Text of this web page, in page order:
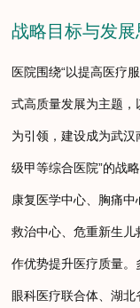
战略目标与发展
医院围绕“以提高医疗
式高质量发展为主题
为引领，建设成为武
级甲等综合医院”的战
康复医学中心、胸痛
救治中心、危重新生儿
作优势提升医疗质量
眼科医疗联合体、湖